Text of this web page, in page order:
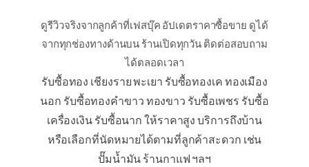
ดูรีวิวจริงจากลูกค้าที่เฟสบุ๊ค อัปเดตราคาซื้อขาย ดูได้
จากทุกช่องทางด้านบน ร้านเปิดทุกวัน ติดต่อสอบถาม
ได้ตลอดเวลา
รับซื้อทอง เชียงราย พะเยา รับซื้อทองเค ทองเมือง
นอก รับซื้อทองคำขาว ทองขาว รับซื้อเพชร รับซื้อ
เครื่องเงิน รับซื้อนาก ให้ราคาสูง บริการถึงบ้าน
หรือเลือกที่นัดหมายได้ตามที่ลูกค้าสะดวก เช่น
ปั๊มน้ำมัน ร้านกาแฟ ฯลฯ